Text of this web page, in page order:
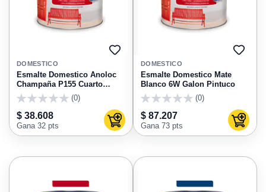
AGREGAR
FAVORITOS
DOMESTICO
Esmalte Domestico Anoloc
Champaña P155 Cuarto
Pintuco
(0)
$ 38.608
Gana 32 pts Agregar al carrito
DOMESTICO
Esmalte Domestico Mate
Blanco 6W Galon Pintuco
(0)
$ 87.207
Gana 73 pts